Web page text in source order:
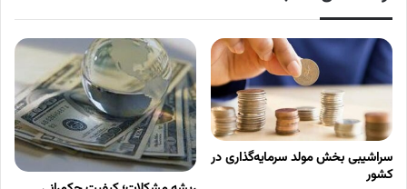
سراشیبی بخش مولد سرمایه‌گذاری در
کشور